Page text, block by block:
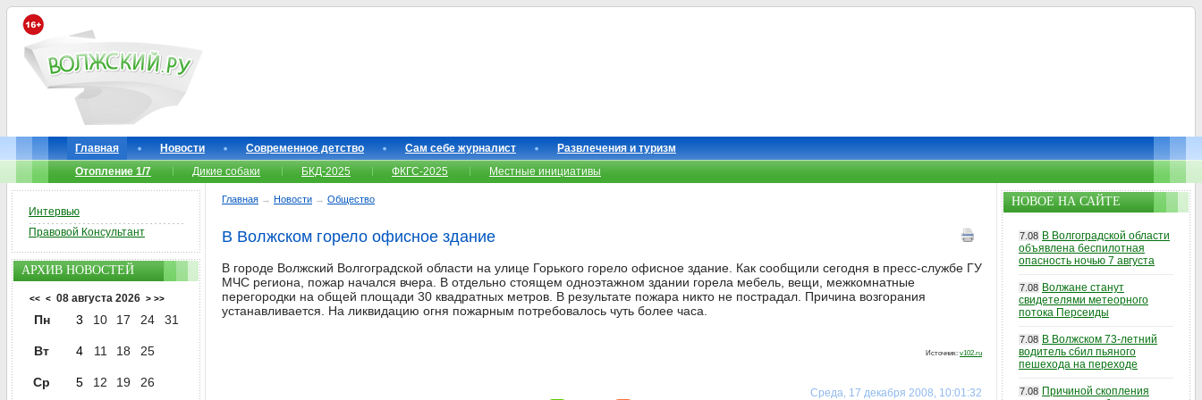
Главная Новости Современное детство Сам себе журналист
Развлечения и туризм
Отопление 1/7
Дикие собаки БКД-2025 ФКГС-2025 Местные инициативы
Главная → Новости → Общество
В Волжском горело офисное здание
В городе Волжский Волгоградской области на улице Горького горело офисное здание. Как сообщили сегодня в пресс-службе ГУ
МЧС региона, пожар начался вчера. В отдельно стоящем одноэтажном здании горела мебель, вещи, межкомнатные
перегородки на общей площади 30 квадратных метров. В результате пожара никто не пострадал. Причина возгорания
устанавливается. На ликвидацию огня пожарным потребовалось чуть более часа.
Источник: v102.ru
Среда, 17 декабря 2008, 10:01:32
Интервью
Правовой Консультант
АРХИВ НОВОСТЕЙ
<< < 08 августа 2026 > >>
Пн 3 10 17 24 31
Вт 4 11 18 25
Ср 5 12 19 26
НОВОЕ НА САЙТЕ
7.08 В Волгоградской области
объявлена беспилотная
опасность ночью 7 августа
7.08 Волжане станут
свидетелями метеорного
потока Персеиды
7.08 В Волжском 73-летний
водитель сбил пьяного
пешехода на переходе
7.08 Причиной скопления